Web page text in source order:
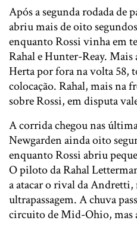
Após a segunda rodada de
abriu mais de oito
enquanto Rossi vinha em
Rahal e Hunter-Reay. Mais
Herta por fora na volta 58,
colocação. Rahal, mais na
sobre Rossi, em disputa
A corrida chegou nas
Newgarden ainda oito
enquanto Rossi abriu
O piloto da Rahal
a atacar o rival da Andretti,
ultrapassagem. A chuva
circuito de Mid-Ohio, mas